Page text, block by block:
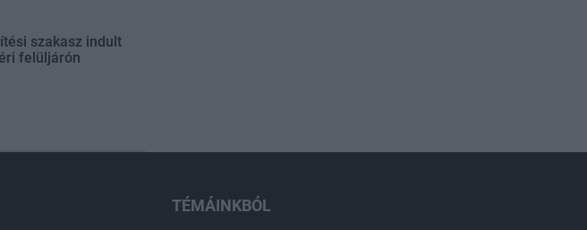
szakasz indult
felüljárón
TÉMÁINKBÓL